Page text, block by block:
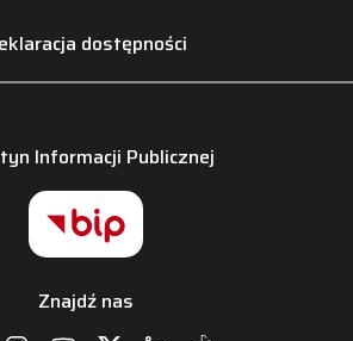
dostępności
Informacji Publicznej
Znajdź nas